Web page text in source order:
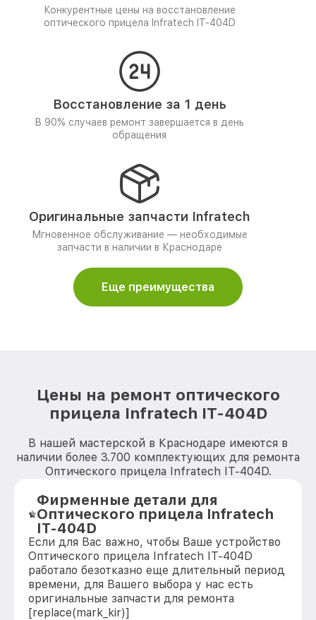
Конкурентные цены на восстановление
оптического прицела Infratech IT-404D
Восстановление за 1 день
В 90% случаев ремонт завершается в день
обращения
Оригинальные запчасти Infratech
Мгновенное обслуживание — необходимые
запчасти в наличии в Краснодаре
Еще преимущества
Цены на ремонт оптического
прицела Infratech IT-404D
В нашей мастерской в Краснодаре имеются в
наличии более 3.700 комплектующих для ремонта
Оптического прицела Infratech IT-404D.
Фирменные детали для
Оптического прицела Infratech
IT-404D
Если для Вас важно, чтобы Ваше устройство
Оптического прицела Infratech IT-404D
работало безотказно еще длительный период
времени, для Вашего выбора у нас есть
оригинальные запчасти для ремонта
[replace(mark_kir)]